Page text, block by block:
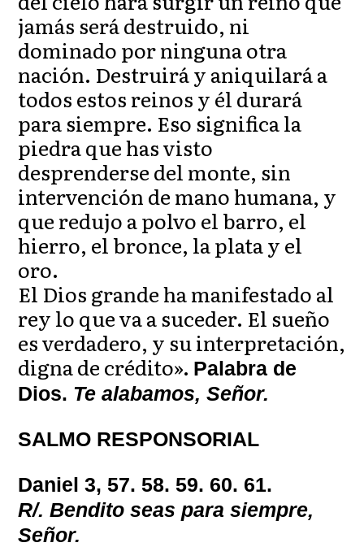
jamás será destruido, ni
dominado por ninguna otra
nación. Destruirá y aniquilará a
todos estos reinos y él durará
para siempre. Eso significa la
piedra que has visto
desprenderse del monte, sin
intervención de mano humana, y
que redujo a polvo el barro, el
hierro, el bronce, la plata y el
oro.
El Dios grande ha manifestado al
rey lo que va a suceder. El sueño
es verdadero, y su interpretación,
digna de crédito». Palabra de
Dios. Te alabamos, Señor.
SALMO RESPONSORIAL
Daniel 3, 57. 58. 59. 60. 61.
R/. Bendito seas para siempre,
Señor.